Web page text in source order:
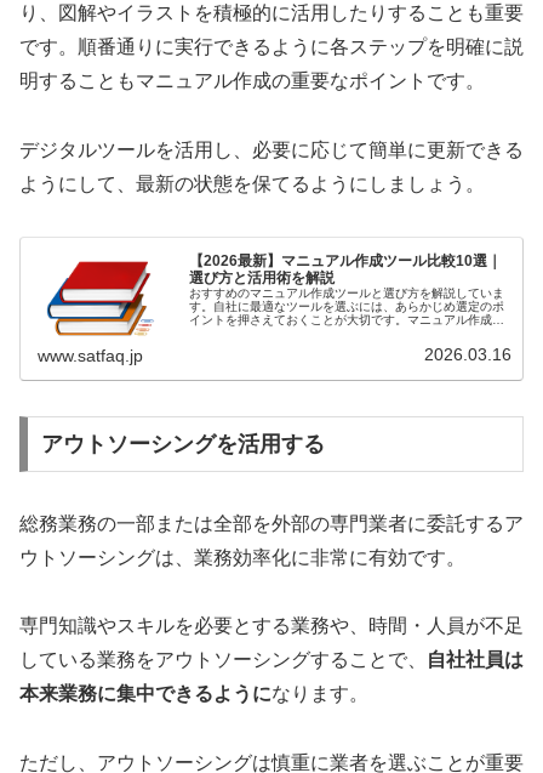
り、図解やイラストを積極的に活用したりすることも重要
です。順番通りに実行できるように各ステップを明確に説
明することもマニュアル作成の重要なポイントです。
デジタルツールを活用し、必要に応じて簡単に更新できる
ようにして、最新の状態を保てるようにしましょう。
【2026最新】マニュアル作成ツール比較10選｜
選び方と活用術を解説
おすすめのマニュアル作成ツールと選び方を解説していま
す。自社に最適なツールを選ぶには、あらかじめ選定のポ
イントを押さえておくことが大切です。マニュアル作成の
www.satfaq.jp 2026.03.16
アウトソーシングを活用する
総務業務の一部または全部を外部の専門業者に委託するア
ウトソーシングは、業務効率化に非常に有効です。
専門知識やスキルを必要とする業務や、時間・人員が不足
している業務をアウトソーシングすることで、
自社社員は
本来業務に集中できるようになります。
ただし、アウトソーシングは慎重に業者を選ぶことが重要